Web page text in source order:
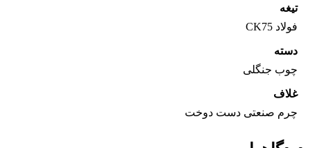
تیغه
فولاد CK75
دسته
چوب جنگلی
غلاف
چرم صنعتی دست دوخت